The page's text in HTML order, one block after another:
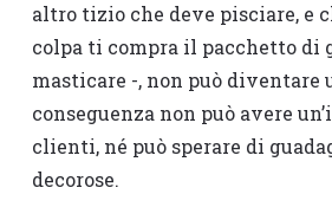
altro tizio che deve pisciare, e
colpa ti compra il pacchetto di
masticare -, non può diventare
conseguenza non può avere
clienti, né può sperare di
decorose.